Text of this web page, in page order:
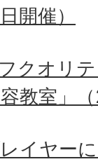
開催）
クオリ
教室」
イヤー